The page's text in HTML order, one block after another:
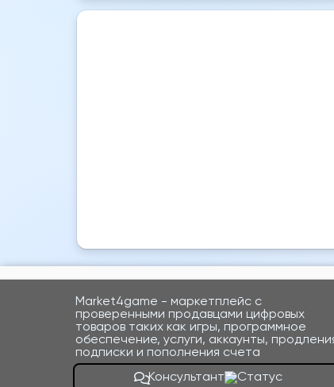
Market4game - маркетплейс с
проверенными продавцами цифровых
товаров таких как игры, программное
обеспечение, услуги, аккаунты,
подписки и пополнения счета
Консультант